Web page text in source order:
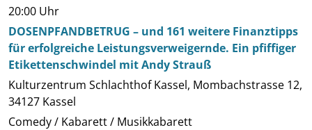
Datum Beginn
20:00 Uhr
DOSENPFANDBETRUG – und 161 weitere Finanztipps
für erfolgreiche Leistungsverweigernde. Ein pfiffiger
Etikettenschwindel mit Andy Strauß
Kulturzentrum Schlachthof Kassel, Mombachstrasse 12,
34127 Kassel
Comedy / Kabarett / Musikkabarett